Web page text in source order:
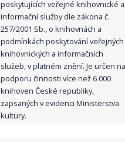
poskytujících veřejné knihovnické a
informační služby dle zákona č.
257/2001 Sb., o knihovnách a
podmínkách poskytování veřejných
knihovnických a informačních
služeb, v platném znění. Je určen na
podporu činnosti více než 6 000
knihoven České republiky,
zapsaných v evidenci Ministerstva
kultury.